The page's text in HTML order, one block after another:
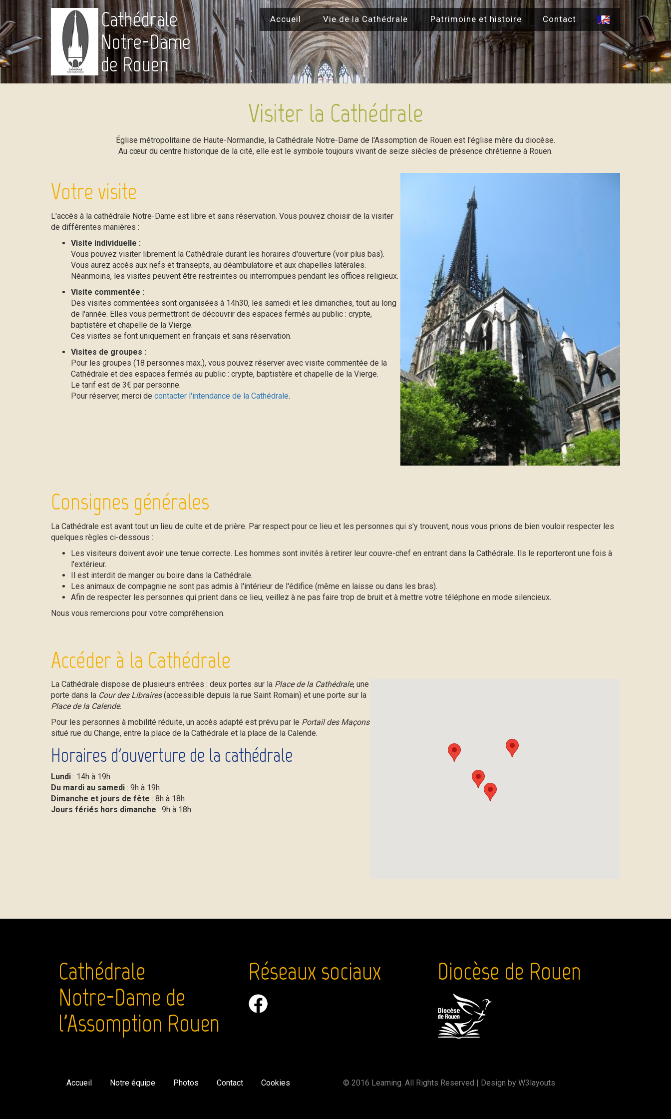
Cathédrale
Notre-Dame
de Rouen
Accueil Vie de la Cathédrale Patrimoine et histoire Contact
Visiter la Cathédrale
Église métropolitaine de Haute-Normandie, la Cathédrale Notre-Dame de l'Assomption de Rouen est l'église mère du diocèse.
Au cœur du centre historique de la cité, elle est le symbole toujours vivant de seize siècles de présence chrétienne à Rouen.
Votre visite
L'accès à la cathédrale Notre-Dame est libre et sans réservation. Vous pouvez choisir de la visiter
de différentes manières :
Visite individuelle :
Vous pouvez visiter librement la Cathédrale durant les horaires d'ouverture (voir plus bas).
Vous aurez accès aux nefs et transepts, au déambulatoire et aux chapelles latérales.
Néanmoins, les visites peuvent être restreintes ou interrompues pendant les offices religieux.
Visite commentée :
Des visites commentées sont organisées à 14h30, les samedi et les dimanches, tout au long
de l'année. Elles vous permettront de découvrir des espaces fermés au public : crypte,
baptistère et chapelle de la Vierge.
Ces visites se font uniquement en français et sans réservation.
Visites de groupes :
Pour les groupes (18 personnes max.), vous pouvez réserver avec visite commentée de la
Cathédrale et des espaces fermés au public : crypte, baptistère et chapelle de la Vierge.
Le tarif est de 3€ par personne.
Pour réserver, merci de contacter l'intendance de la Cathédrale.
Consignes générales
La Cathédrale est avant tout un lieu de culte et de prière. Par respect pour ce lieu et les personnes qui s'y trouvent, nous vous prions de bien vouloir respecter les
quelques règles ci-dessous :
Les visiteurs doivent avoir une tenue correcte. Les hommes sont invités à retirer leur couvre-chef en entrant dans la Cathédrale. Ils le reporteront une fois à
l'extérieur.
Il est interdit de manger ou boire dans la Cathédrale.
Les animaux de compagnie ne sont pas admis à l'intérieur de l'édifice (même en laisse ou dans les bras).
Afin de respecter les personnes qui prient dans ce lieu, veillez à ne pas faire trop de bruit et à mettre votre téléphone en mode silencieux.
Nous vous remercions pour votre compréhension.
Accéder à la Cathédrale
La Cathédrale dispose de plusieurs entrées : deux portes sur la Place de la Cathédrale, une
porte dans la Cour des Libraires(accessible depuis la rue Saint Romain) et une porte sur la
Place de la Calende.
Pour les personnes à mobilité réduite, un accès adapté est prévu par le Portail des Maçons
situé rue du Change, entre la place de la Cathédrale et la place de la Calende.
Horaires d'ouverture de la cathédrale
Lundi : 14h à 19h
Du mardi au samedi : 9h à 19h
Dimanche et jours de fête : 8h à 18h
Jours fériés hors dimanche : 9h à 18h
Cathédrale
Notre-Dame de
l'Assomption Rouen
Réseaux sociaux Diocèse de Rouen
Accueil Notre équipe Photos Contact Cookies © 2016 Learning. All Rights Reserved | Design by W3layouts